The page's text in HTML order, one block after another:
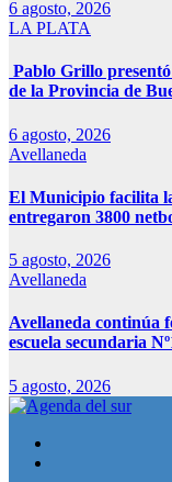
6 agosto, 2026
LA PLATA
Pablo Grillo
de la Provincia de
6 agosto, 2026
Avellaneda
El Municipio facilita
entregaron 3800
5 agosto, 2026
Avellaneda
Avellaneda continúa
escuela secundaria
5 agosto, 2026